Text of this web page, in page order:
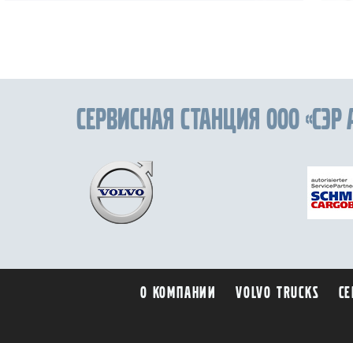
Сервисная станция ООО «СЭР
О компании Volvo trucks